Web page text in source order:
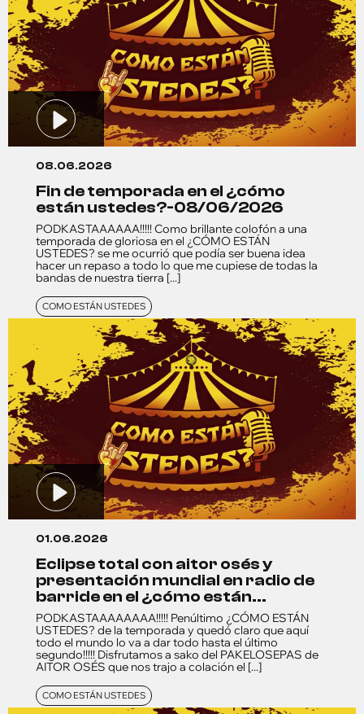
08.06.2026
fin de temporada en el ¿cómo
están ustedes?-08/06/2026
PODKASTAAAAAA!!!!! Como brillante colofón a una
temporada de gloriosa en el ¿CÓMO ESTÁN
USTEDES? se me ocurrió que podía ser buena idea
hacer un repaso a todo lo que me cupiese de todas la
bandas de nuestra tierra [...]
COMO ESTÁN USTEDES
01.06.2026
eclipse total con aitor osés y
presentación mundial en radio de
barride en el ¿cómo están...
PODKASTAAAAAAAA!!!!! Penúltimo ¿CÓMO ESTÁN
USTEDES? de la temporada y quedó claro que aquí
todo el mundo lo va a dar todo hasta el último
segundo!!!!! Disfrutamos a sako del PAKELOSEPAS de
AITOR OSÉS que nos trajo a colación el [...]
COMO ESTÁN USTEDES